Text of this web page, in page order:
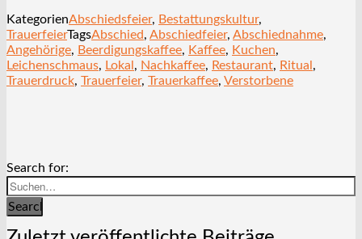
KategorienAbschiedsfeier, Bestattungskultur,
TrauerfeierTagsAbschied, Abschiedfeier, Abschiednahme,
Angehörige, Beerdigungskaffee, Kaffee, Kuchen,
Leichenschmaus, Lokal , Nachkaffee, Restaurant, Ritual ,
Trauerdruck, Trauerfeier, Trauerkaffee, Verstorbene
Search for:
Search